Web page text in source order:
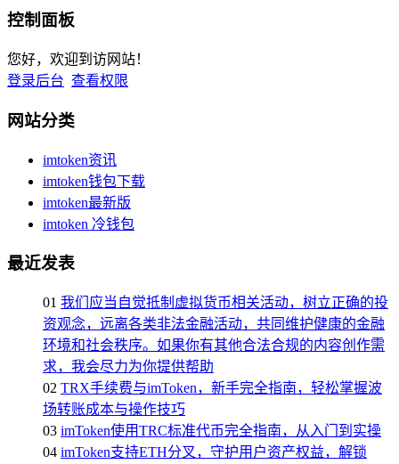
控制面板
您好，欢迎到访网站！
登录后台 查看权限
网站分类
imtoken资讯
imtoken钱包下载
imtoken最新版
imtoken 冷钱包
最近发表
01 我们应当自觉抵制虚拟货币相关活动，树立正确的投
资观念，远离各类非法金融活动，共同维护健康的金融
环境和社会秩序。如果你有其他合法合规的内容创作需
求，我会尽力为你提供帮助
02 TRX手续费与imToken，新手完全指南，轻松掌握波
场转账成本与操作技巧
03 imToken使用TRC标准代币完全指南，从入门到实操
04 imToken支持ETH分叉，守护用户资产权益，解锁